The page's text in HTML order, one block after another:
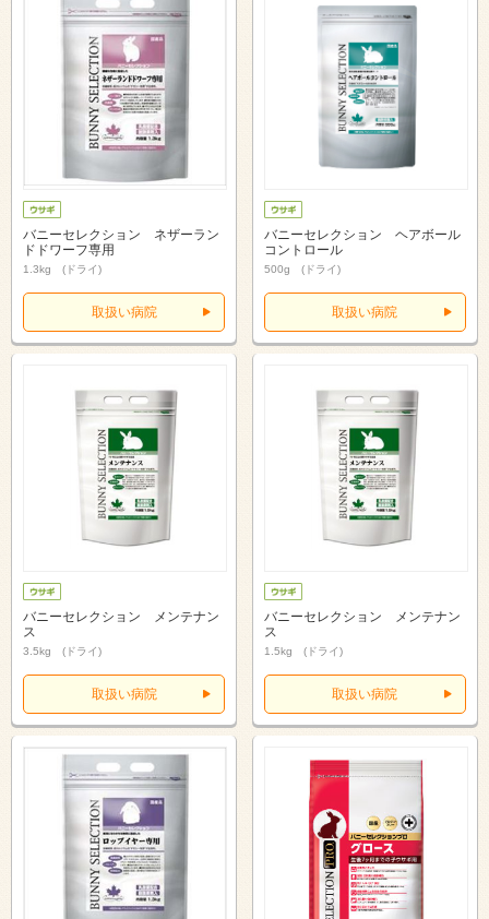
バニーセレクション ネザーラン
ドドワーフ専用
1.3kg (ドライ)
取扱い病院
バニーセレクション ヘアボール
コントロール
500g (ドライ)
取扱い病院
バニーセレクション メンテナン
ス
3.5kg (ドライ)
取扱い病院
バニーセレクション メンテナン
ス
1.5kg (ドライ)
取扱い病院